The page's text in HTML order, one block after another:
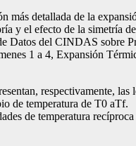
más detallada de la
y el efecto de la simetría
Datos del CINDAS sobre
1 a 4, Expansión
respectivamente,
de temperatura de T0 aTf.
de temperatura